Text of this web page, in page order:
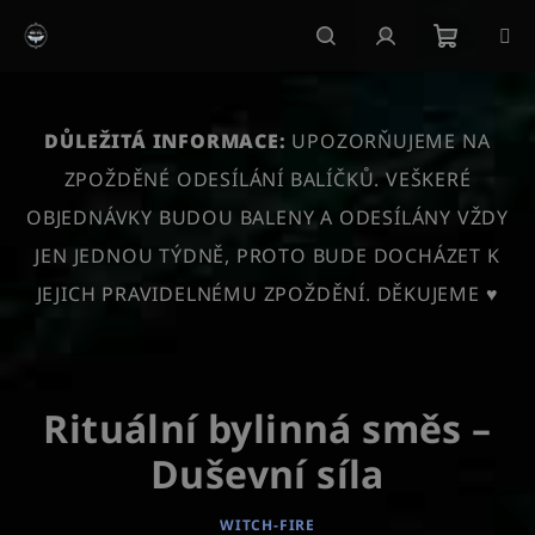
košík
DŮLEŽITÁ INFORMACE: UPOZORŇUJEME NA
ZPOŽDĚNÉ ODESÍLÁNÍ BALÍČKŮ. VEŠKERÉ
OBJEDNÁVKY BUDOU BALENY A ODESÍLÁNY VŽDY
JEN JEDNOU TÝDNĚ, PROTO BUDE DOCHÁZET K
JEJICH PRAVIDELNÉMU ZPOŽDĚNÍ. DĚKUJEME ♥
Rituální bylinná směs –
Duševní síla
WITCH-FIRE